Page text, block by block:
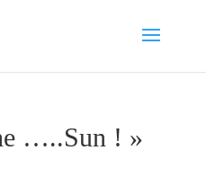
…..Sun ! »